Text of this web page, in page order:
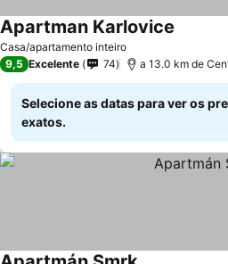
Casa/apartamento inteiro
Apartman Karlovice
9,5 Excelente 74 a 13.0 km de
Selecione as datas para ver os
exatos.